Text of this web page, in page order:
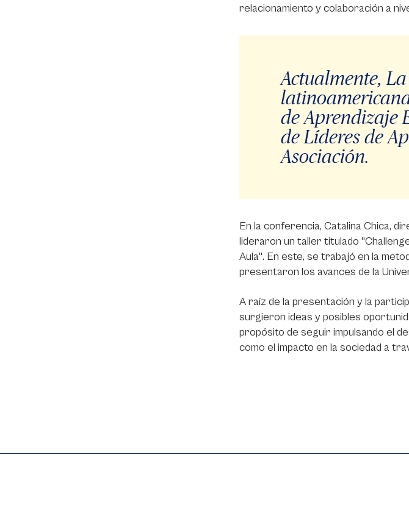
relacionamiento y colaboración a
Actualmente,
de Aprendizaje
de Líderes de
Asociación.
En la conferencia, Catalina Chica,
lideraron un taller titulado
Aula". En este, se trabajó en la
presentaron los avances de la
A raíz de la presentación y la
surgieron ideas y posibles
propósito de seguir impulsando el
como el impacto en la sociedad a